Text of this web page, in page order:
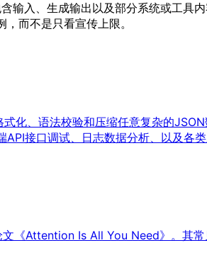
输入、生成输出以及部分系统或工具
而不是只看宣传上限。
化、语法校验和压缩任意复杂的
接口调试、日志数据分析、以及各
《Attention Is All You Need》。其